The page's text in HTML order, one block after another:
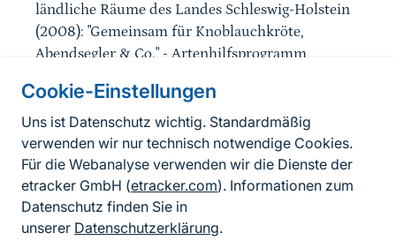
Cookie-Einstellungen
Uns ist Datenschutz wichtig. Standardmäßig
verwenden wir nur technisch notwendige Cookies.
Für die Webanalyse verwenden wir die Dienste der
etracker GmbH (etracker.com). Informationen zum
Datenschutz finden Sie in
unserer Datenschutzerklärung.
ländliche Räume des Landes Schleswig-Holstein
(2008): "Gemeinsam für Knoblauchkröte,
Abendsegler & Co." - Artenhilfsprogramm
Landwirtschaft, Umwelt und ländliche Räume des
Landes Schleswig-Holstein, Kiel.
Reiter, G. & Zahn, A. (2006): Leitfaden zur
Sanierung von Fledermausquartieren im
Alpenraum. Bayerisches Staatsministerium für
Umwelt, Gesundheit und Verbraucherschutz,
Abteilung Naturschutz und Landschaftspflege,